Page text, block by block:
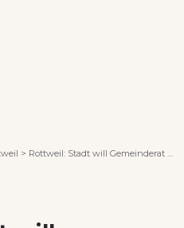
> Rottweil: Stadt will Gemeinderat mit Apple-iPads ausrüsten